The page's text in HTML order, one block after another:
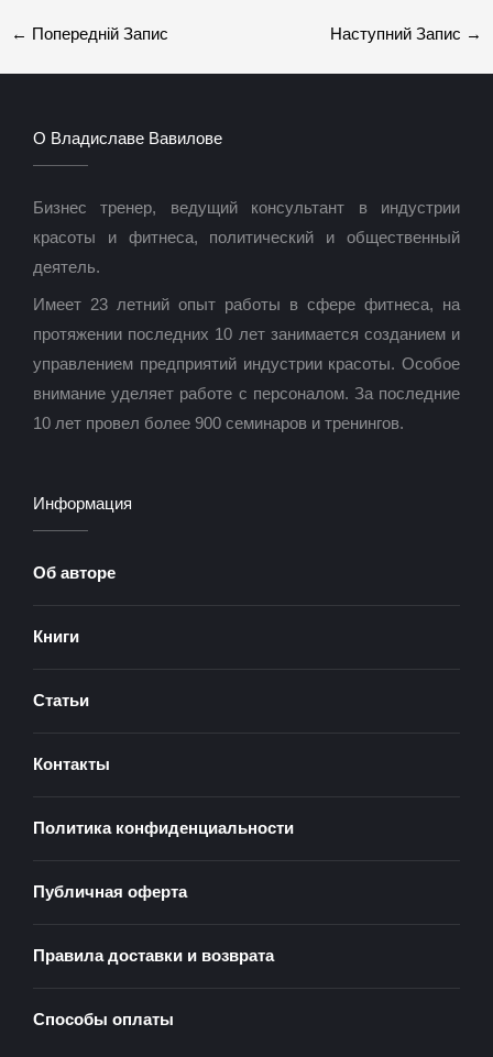
← Попередній Запис Наступний Запис →
О Владиславе Вавилове
Бизнес тренер, ведущий консультант в индустрии
красоты и фитнеса, политический и общественный
деятель.
Имеет 23 летний опыт работы в сфере фитнеса, на
протяжении последних 10 лет занимается созданием и
управлением предприятий индустрии красоты. Особое
внимание уделяет работе с персоналом. За последние
10 лет провел более 900 семинаров и тренингов.
Информация
Об авторе
Книги
Статьи
Контакты
Политика конфиденциальности
Публичная оферта
Правила доставки и возврата
Способы оплаты